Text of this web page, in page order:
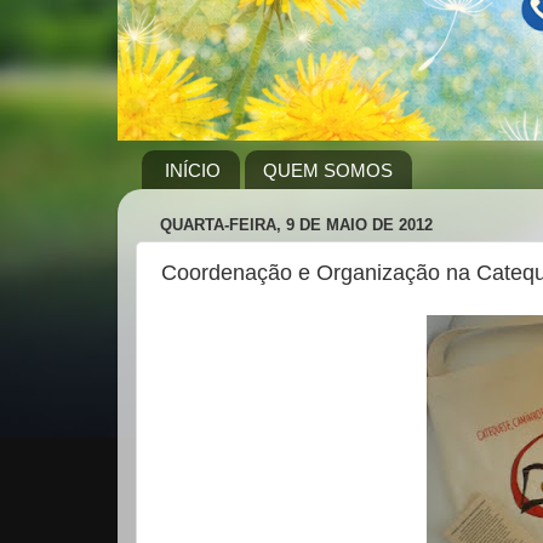
INÍCIO QUEM SOMOS
QUARTA-FEIRA, 9 DE MAIO DE 2012
Coordenação e Organização na